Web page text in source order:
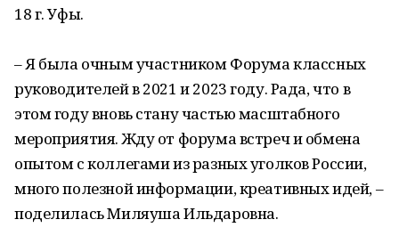
18 г. Уфы.
– Я была очным участником Форума классных
руководителей в 2021 и 2023 году. Рада, что в
этом году вновь стану частью масштабного
мероприятия. Жду от форума встреч и обмена
опытом с коллегами из разных уголков России,
много полезной информации, креативных идей, –
поделилась Миляуша Ильдаровна.